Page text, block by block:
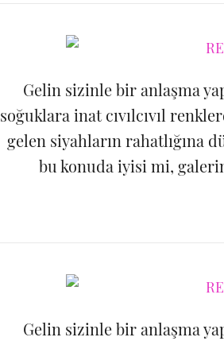
Gelin sizinle bir anlaşma
soğuklara inat cıvılcıvıl
gelen siyahların rahatlığına
bu konuda iyisi mi,
Gelin sizinle bir anlaşma